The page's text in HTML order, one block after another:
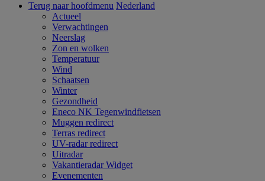
Terug naar hoofdmenu Nederland
Actueel
Verwachtingen
Neerslag
Zon en wolken
Temperatuur
Wind
Schaatsen
Winter
Gezondheid
Eneco NK Tegenwindfietsen
Muggen redirect
Terras redirect
UV-radar redirect
Uitradar
Vakantieradar Widget
Evenementen